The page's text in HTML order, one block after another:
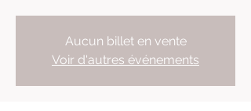
Aucun billet en vente
Voir d'autres événements